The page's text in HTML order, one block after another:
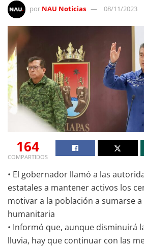
por NAU Noticias 08/11/2023
164
COMPARTIDOS
• El gobernador llamó a las
estatales a mantener activos los
motivar a la población a sumarse a
humanitaria
• Informó que, aunque disminuirá
lluvia, hay que continuar con las